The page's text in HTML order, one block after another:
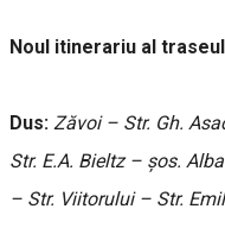
Noul itinerariu al
Dus: Zăvoi – Str. Gh.
Str. E.A. Bieltz – șos.
– Str. Viitorului – Str.